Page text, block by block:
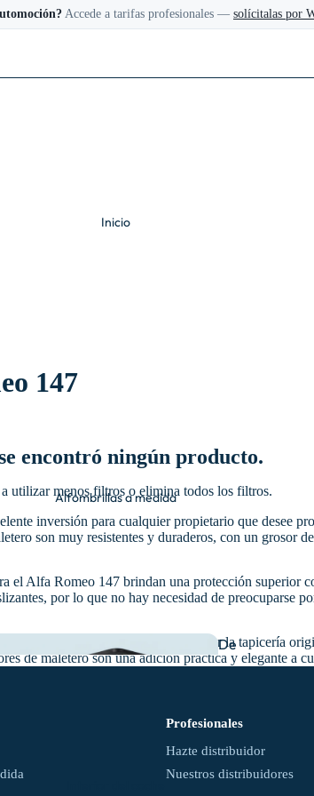
Accede a tarifas profesionales — solícitalas por
Inicio
Alfombrillas a medida
De
goma
147
encontró ningún producto.
a utilizar menos filtros o elimina todos los filtros.
inversión para cualquier propietario que desee
son muy resistentes y duraderos, con un grosor
el Alfa Romeo 147 brindan una protección superior
por lo que no hay necesidad de preocuparse
147 es su capacidad para proteger la tapicería
de maletero son una adición práctica y elegante a
Profesionales
Hazte distribuidor
Nuestros distribuidores